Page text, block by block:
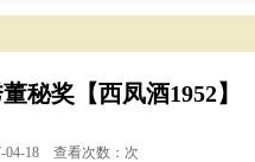
秘奖【西凤酒1952】
04-18 查看次数： 次